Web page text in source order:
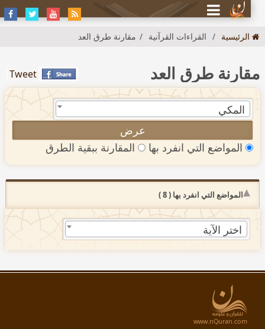
القراءات القرآنية مقارنة طرق العد
طرق العد Tweet
المكي
المواضع التي انفرد بها المقارنة ببقية الطرق
المواضع التي انفرد بها ( 8 )
اختر الآية
www.nQuran.com